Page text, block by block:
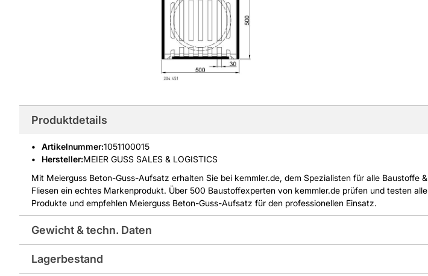
Produktdetails
Artikelnummer:1051100015
Hersteller:MEIER GUSS SALES & LOGISTICS
Mit Meierguss Beton-Guss-Aufsatz erhalten Sie bei kemmler.de, dem Spezialisten für alle Baustoffe &
Fliesen ein echtes Markenprodukt. Über 500 Baustoffexperten von kemmler.de prüfen und testen alle
Produkte und empfehlen Meierguss Beton-Guss-Aufsatz für den professionellen Einsatz.
Gewicht & techn. Daten
Lagerbestand